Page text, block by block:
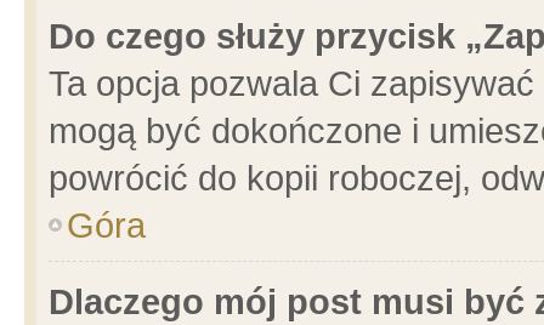
Do czego służy przycisk
Ta opcja pozwala Ci
mogą być dokończone i
powrócić do kopii roboczej,
Góra
Dlaczego mój post musi być